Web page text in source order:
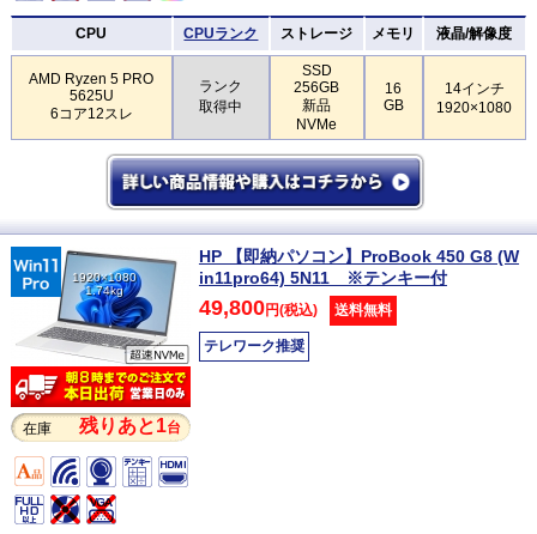
CPU CPUランク ストレージ メモリ 液晶/解像度
AMD Ryzen 5 PRO
5625U
6コア12スレ
ランク
取得中
SSD
256GB
新品
NVMe
16
GB
14インチ
1920×1080
1920×1080
1.74kg
在庫 残りあと1台
HP 【即納パソコン】ProBook 450 G8 (W
in11pro64) 5N11 ※テンキー付
49,800円(税込) 送料無料
テレワーク推奨